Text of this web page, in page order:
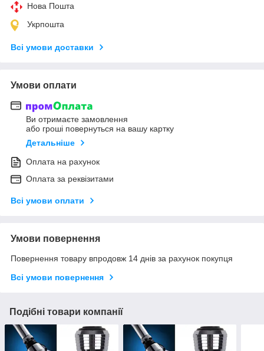
Нова Пошта
Укрпошта
Всі умови доставки
Умови оплати
Ви отримаєте замовлення
або гроші повернуться на вашу картку
Детальніше
Оплата на рахунок
Оплата за реквізитами
Всі умови оплати
Умови повернення
Повернення товару впродовж 14 днів за рахунок покупця
Всі умови повернення
Подібні товари компанії